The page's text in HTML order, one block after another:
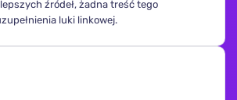
źródeł, żadna treść tego
luki linkowej.